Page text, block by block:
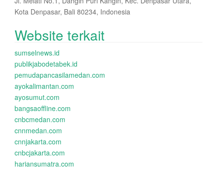
Kota Denpasar, Bali 80234, Indonesia
Website terkait
sumselnews.id
publikjabodetabek.id
pemudapancasilamedan.com
ayokalimantan.com
ayosumut.com
bangsaoffline.com
cnbcmedan.com
cnnmedan.com
cnnjakarta.com
cnbcjakarta.com
hariansumatra.com